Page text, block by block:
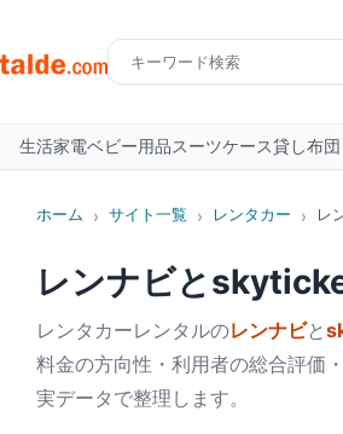
生活家電ベビー用品スーツケース貸し布団
ホーム › サイト一覧 › レンタカー › レ
レンナビと
レンタカーレンタルのレンナビと
料金の方向性・利用者の総合評価
実データで整理します。